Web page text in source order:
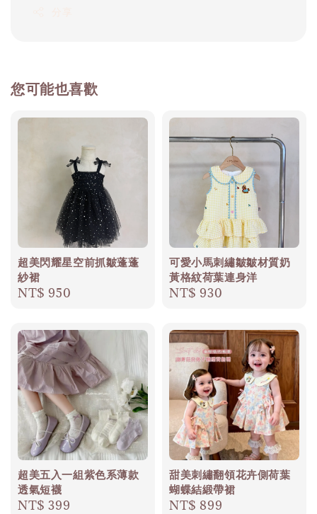
您可能也喜歡
超美閃耀星空前抓皺蓬蓬
紗裙
Regular
NT$ 950
可愛小馬刺繡皺皺材質奶
黃格紋荷葉連身洋
Regular
NT$ 930
超美五入一組紫色系薄款
透氣短襪
Regular
NT$ 399
甜美刺繡翻領花卉側荷葉
蝴蝶結緞帶裙
Regular
NT$ 899